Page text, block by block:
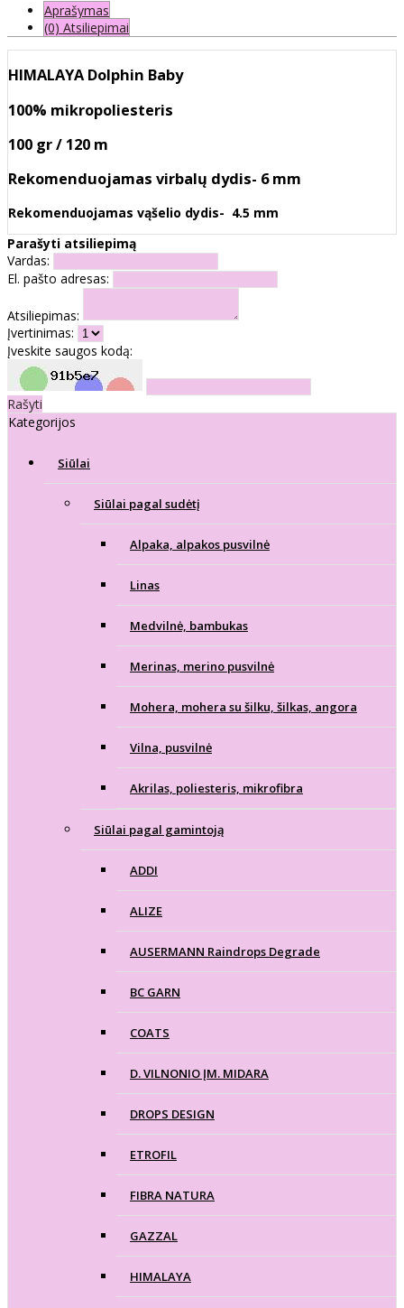
Aprašymas
(0) Atsiliepimai
HIMALAYA Dolphin Baby
100% mikropoliesteris
100 gr / 120 m
Rekomenduojamas virbalų dydis- 6 mm
Rekomenduojamas vąšelio dydis- 4.5 mm
Parašyti atsiliepimą
Vardas:
El. pašto adresas:
Atsiliepimas:
Įvertinimas:
Įveskite saugos kodą:
Rašyti
Kategorijos
Siūlai
Siūlai pagal sudėtį
Alpaka, alpakos pusvilnė
Linas
Medvilnė, bambukas
Merinas, merino pusvilnė
Mohera, mohera su šilku, šilkas, angora
Vilna, pusvilnė
Akrilas, poliesteris, mikrofibra
Siūlai pagal gamintoją
ADDI
ALIZE
AUSERMANN Raindrops Degrade
BC GARN
COATS
D. VILNONIO ĮM. MIDARA
DROPS DESIGN
ETROFIL
FIBRA NATURA
GAZZAL
HIMALAYA